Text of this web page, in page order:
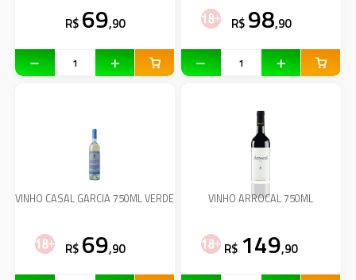
R$ 69,90 R$ 98,90
VINHO CASAL GARCIA 750ML VERDE
R$ 69,90
VINHO ARROCAL 750ML
R$ 149,90